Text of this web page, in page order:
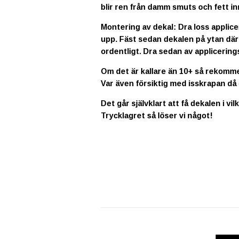
blir ren från damm smuts och fett
Montering av dekal: Dra loss
upp. Fäst sedan dekalen på ytan
ordentligt. Dra sedan av
Om det är kallare än 10+ så
Var även försiktig med isskrapan
Det går självklart att få dekalen i
Trycklagret så löser vi något!